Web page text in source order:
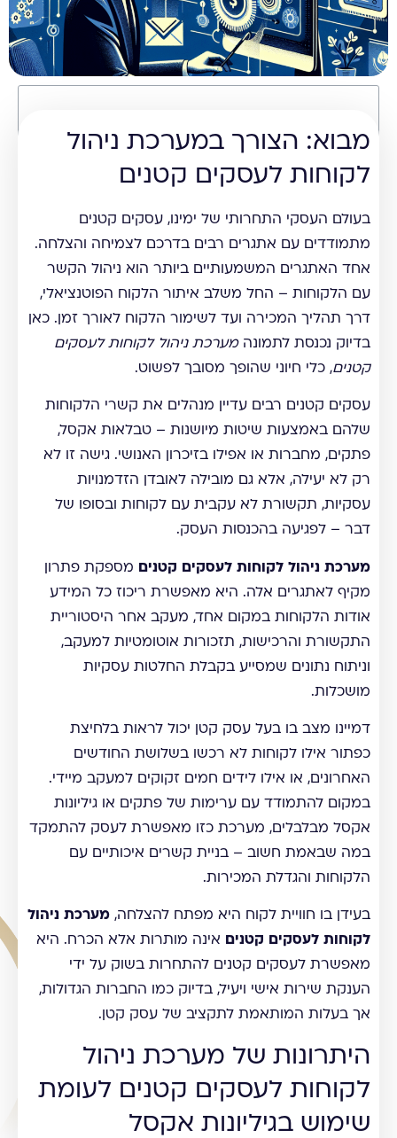
מבוא: הצורך במערכת ניהול
לקוחות לעסקים קטנים
בעולם העסקי התחרותי של ימינו, עסקים קטנים
מתמודדים עם אתגרים רבים בדרכם לצמיחה והצלחה.
אחד האתגרים המשמעותיים ביותר הוא ניהול הקשר
עם הלקוחות – החל משלב איתור הלקוח הפוטנציאלי,
דרך תהליך המכירה ועד לשימור הלקוח לאורך זמן. כאן
בדיוק נכנסת לתמונהמערכת ניהול לקוחות לעסקים
קטנים, כלי חיוני שהופך מסובך לפשוט.
עסקים קטנים רבים עדיין מנהלים את קשרי הלקוחות
שלהם באמצעות שיטות מיושנות – טבלאות אקסל,
פתקים, מחברות או אפילו בזיכרון האנושי. גישה זו לא
רק לא יעילה, אלא גם מובילה לאובדן הזדמנויות
עסקיות, תקשורת לא עקבית עם לקוחות ובסופו של
דבר – לפגיעה בהכנסות העסק.
מערכת ניהול לקוחות לעסקים קטנים מספקת פתרון
מקיף לאתגרים אלה. היא מאפשרת ריכוז כל המידע
אודות הלקוחות במקום אחד, מעקב אחר היסטוריית
התקשורת והרכישות, תזכורות אוטומטיות למעקב,
וניתוח נתונים שמסייע בקבלת החלטות עסקיות
מושכלות.
דמיינו מצב בו בעל עסק קטן יכול לראות בלחיצת
כפתור אילו לקוחות לא רכשו בשלושת החודשים
האחרונים, או אילו לידים חמים זקוקים למעקב מיידי.
במקום להתמודד עם ערימות של פתקים או גיליונות
אקסל מבלבלים, מערכת כזו מאפשרת לעסק להתמקד
במה שבאמת חשוב – בניית קשרים איכותיים עם
הלקוחות והגדלת המכירות.
בעידן בו חוויית לקוח היא מפתח להצלחה, מערכת ניהול
לקוחות לעסקים קטנים אינה מותרות אלא הכרח. היא
מאפשרת לעסקים קטנים להתחרות בשוק על ידי
הענקת שירות אישי ויעיל, בדיוק כמו החברות הגדולות,
אך בעלות המותאמת לתקציב של עסק קטן.
היתרונות של מערכת ניהול
לקוחות לעסקים קטנים לעומת
שימוש בגיליונות אקסל